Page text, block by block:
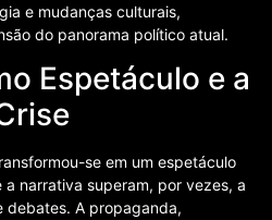
e mudanças culturais,
do panorama político atual.
Espetáculo e a
se em um espetáculo
narrativa superam, por vezes, a
debates. A propaganda,